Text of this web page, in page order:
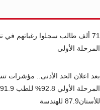
71 ألف طالب سجلوا رغباتهم في
المرحلة الأولى
بعد اعلان الحد الأدنى.. مؤشرات
المرحلة الأولي 92.8% للطب 91.9
للأسنان87.9 للهندسة